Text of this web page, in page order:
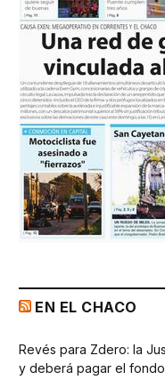
EN EL CHACO
Revés para Zdero: la
y deberá pagar el